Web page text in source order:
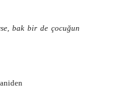
bak bir de çocuğun